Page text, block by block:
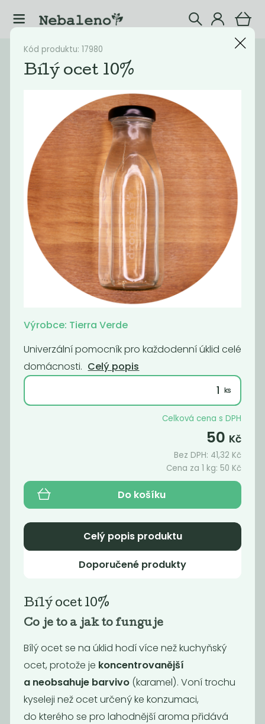
Katalog Drogerie
Doporučené Nejlevnější Nejdražší
Leštidlo
189 / Kg
WC čistič
119 / Kg
Univerzální
129Kč
Gel na nádobí
Tierra
Citronový gel
Kód produktu: 17980
Bílý ocet 10%
Výrobce: Tierra Verde
Univerzální pomocník pro každodenní úklid celé
domácnosti. Celý popis
Celková cena s DPH
50 Kč
Bez DPH: 41,32 Kč
Cena za 1 kg: 50 Kč
Do košíku
Celý popis produktu
Doporučené produkty
Bílý ocet 10%
Co je to a jak to funguje
Bílý ocet se na úklid hodí více než kuchyňský
ocet, protože je koncentrovanější
a neobsahuje barvivo(karamel). Voní trochu
kyseleji než ocet určený ke konzumaci,
do kterého se pro lahodnější aroma přidává